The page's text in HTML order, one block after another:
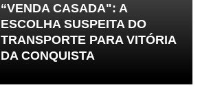
“VENDA CASADA": A
ESCOLHA SUSPEITA DO
TRANSPORTE PARA VITÓRIA
DA CONQUISTA